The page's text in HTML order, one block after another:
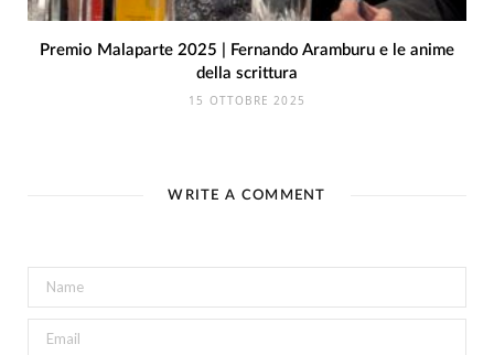
Premio Malaparte 2025 | Fernando Aramburu e le anime
della scrittura
15 OTTOBRE 2025
WRITE A COMMENT